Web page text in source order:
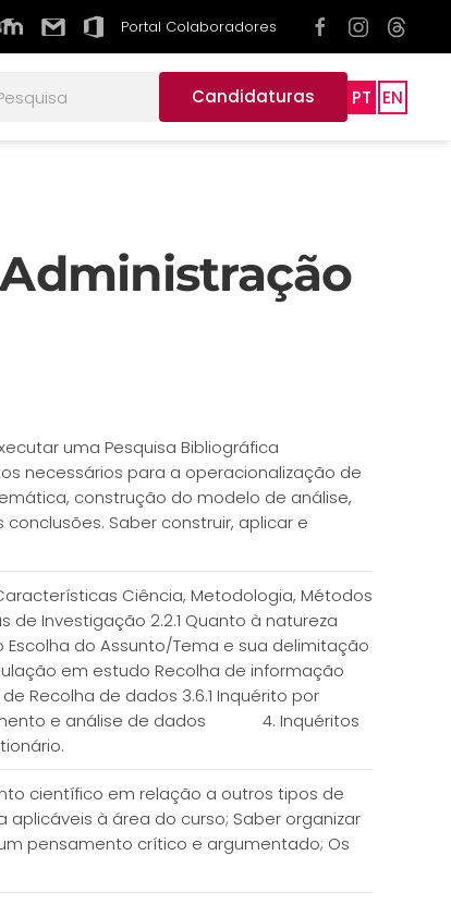
Portal Colaboradores
Candidaturas PT EN
uma Pesquisa Bibliográfica
necessários para a operacionalização de
construção do modelo de análise,
Saber construir, aplicar e
Ciência, Metodologia, Métodos
de Investigação 2.2.1 Quanto à natureza
do Assunto/Tema e sua delimitação
em estudo Recolha de informação
Recolha de dados 3.6.1 Inquérito por
e análise de dados 4. Inquéritos
científico em relação a outros tipos de
à área do curso; Saber organizar
pensamento crítico e argumentado; Os